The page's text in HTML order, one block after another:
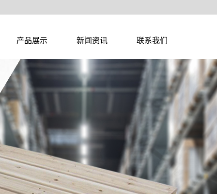
产品展示 新闻资讯 联系我们